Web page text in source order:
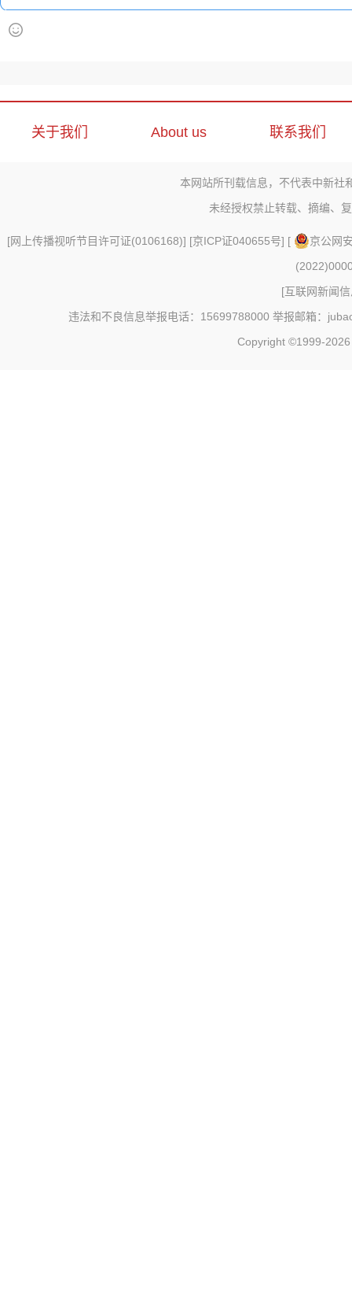
关于我们 About us 联系我们
本网站所刊载信息，不代表中新社
未经授权禁止转载、摘编、
[网上传播视听节目许可证(0106168)] [京ICP证040655号] [
京公网
[互联网新闻
违法和不良信息举报电话：15699788000 举报邮箱：
Copyright ©1999-